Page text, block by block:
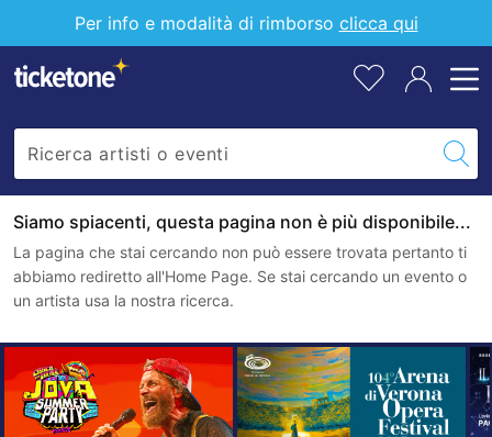
Per info e modalità di rimborso clicca qui
Siamo spiacenti, questa pagina non è più disponibile...
La pagina che stai cercando non può essere trovata pertanto ti
abbiamo rediretto all'Home Page. Se stai cercando un evento o
un artista usa la nostra ricerca.